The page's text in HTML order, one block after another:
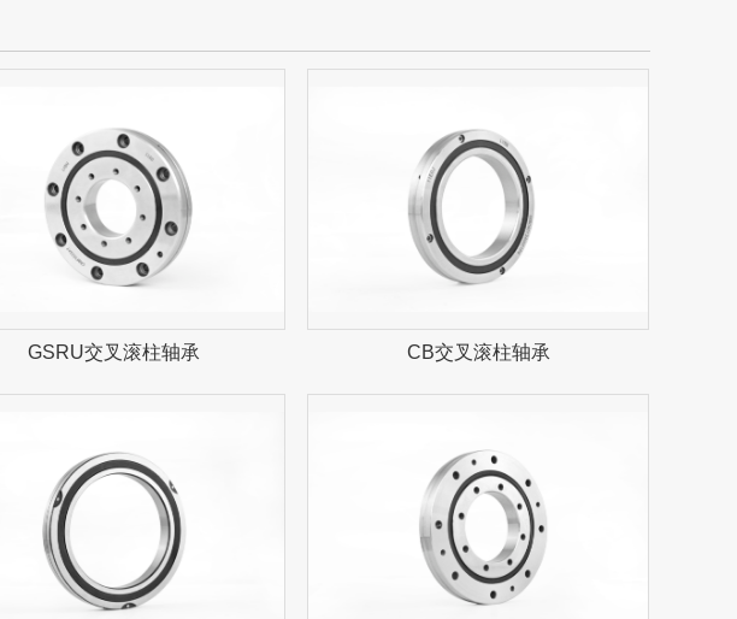
GSRU交叉滚柱轴承 CB交叉滚柱轴承